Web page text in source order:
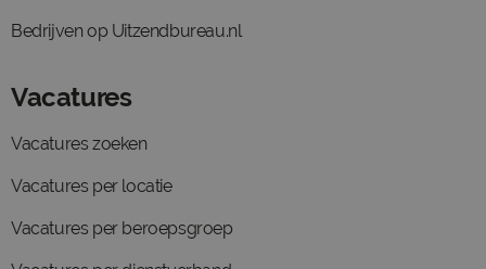
Bedrijven op Uitzendbureau.nl
Vacatures
Vacatures zoeken
Vacatures per locatie
Vacatures per beroepsgroep